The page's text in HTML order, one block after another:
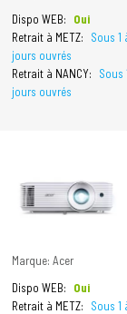
Dispo WEB:
Oui
Retrait à METZ:
Sous 1
jours ouvrés
Retrait à NANCY:
Sous
jours ouvrés
Marque: Acer
Dispo WEB:
Oui
Retrait à METZ:
Sous 1